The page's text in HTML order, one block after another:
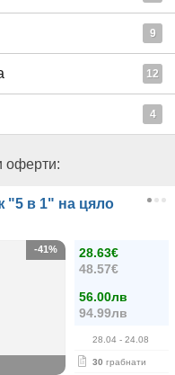
9
12
4
оферти:
"5 в 1" на цяло
28.63€
48.57€
56.00лв
94.99лв
28.04 - 24.08
30 грабнати
-41%